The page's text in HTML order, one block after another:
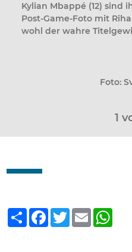
Kylian Mbappé (12) sind
Post-Game-Foto mit
wohl der wahre
Foto:
1
TeilenFacebook
Twitter
Email